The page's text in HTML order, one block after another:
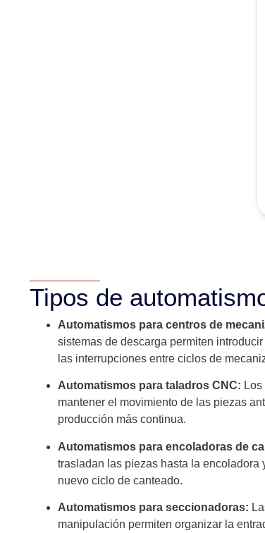
Tipos de
Automatismos para centros de
sistemas de descarga permiten
las interrupciones entre ciclos de
Automatismos para taladros CNC:
mantener el movimiento de las piezas
producción más continua.
Automatismos para encoladoras de
trasladan las piezas hasta la
nuevo ciclo de canteado.
Automatismos para seccionadoras:
manipulación permiten organizar la